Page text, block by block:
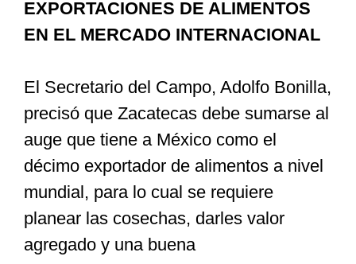
EXPORTACIONES DE ALIMENTOS
EN EL MERCADO INTERNACIONAL
El Secretario del Campo, Adolfo Bonilla,
precisó que Zacatecas debe sumarse al
auge que tiene a México como el
décimo exportador de alimentos a nivel
mundial, para lo cual se requiere
planear las cosechas, darles valor
agregado y una buena